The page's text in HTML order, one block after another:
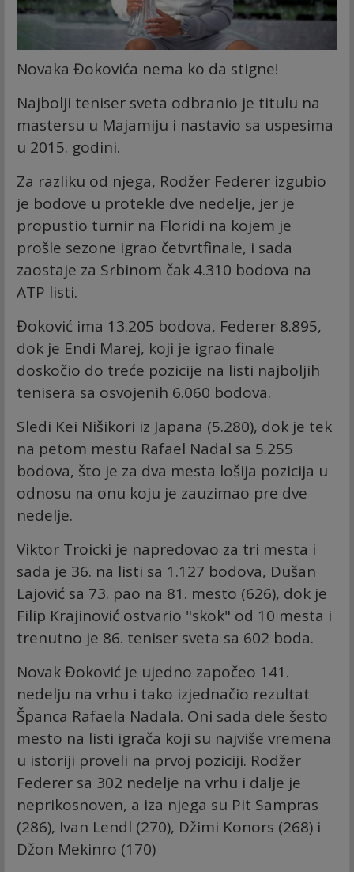
Novaka Đokovića nema ko da stigne!
Najbolji teniser sveta odbranio je titulu na
mastersu u Majamiju i nastavio sa uspesima
u 2015. godini.
Za razliku od njega, Rodžer Federer izgubio
je bodove u protekle dve nedelje, jer je
propustio turnir na Floridi na kojem je
prošle sezone igrao četvrtfinale, i sada
zaostaje za Srbinom čak 4.310 bodova na
ATP listi.
Đoković ima 13.205 bodova, Federer 8.895,
dok je Endi Marej, koji je igrao finale
doskočio do treće pozicije na listi najboljih
tenisera sa osvojenih 6.060 bodova.
Sledi Kei Nišikori iz Japana (5.280), dok je tek
na petom mestu Rafael Nadal sa 5.255
bodova, što je za dva mesta lošija pozicija u
odnosu na onu koju je zauzimao pre dve
nedelje.
Viktor Troicki je napredovao za tri mesta i
sada je 36. na listi sa 1.127 bodova, Dušan
Lajović sa 73. pao na 81. mesto (626), dok je
Filip Krajinović ostvario "skok" od 10 mesta i
trenutno je 86. teniser sveta sa 602 boda.
Novak Đoković je ujedno započeo 141.
nedelju na vrhu i tako izjednačio rezultat
Španca Rafaela Nadala. Oni sada dele šesto
mesto na listi igrača koji su najviše vremena
u istoriji proveli na prvoj poziciji. Rodžer
Federer sa 302 nedelje na vrhu i dalje je
neprikosnoven, a iza njega su Pit Sampras
(286), Ivan Lendl (270), Džimi Konors (268) i
Džon Mekinro (170)